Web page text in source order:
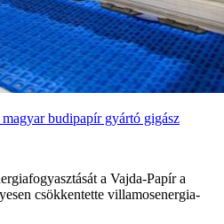
budipapír gyártó gigász
a Vajda-Papír a
csökkentette villamosenergia-